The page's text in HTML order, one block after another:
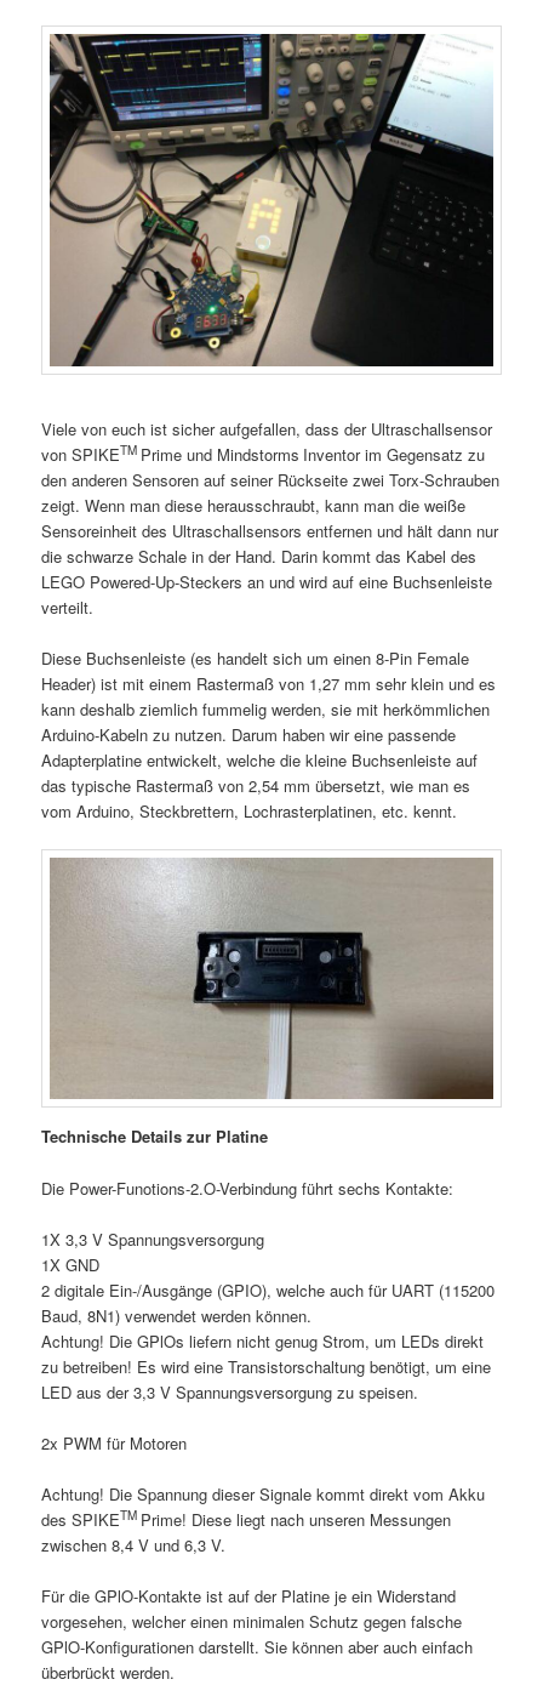
Viele von euch ist sicher aufgefallen, dass der Ultraschallsensor
von SPIKETM Prime und Mindstorms Inventor im Gegensatz zu
den anderen Sensoren auf seiner Rückseite zwei Torx-Schrauben
zeigt. Wenn man diese herausschraubt, kann man die weiße
Sensoreinheit des Ultraschallsensors entfernen und hält dann nur
die schwarze Schale in der Hand. Darin kommt das Kabel des
LEGO Powered-Up-Steckers an und wird auf eine Buchsenleiste
verteilt.
Diese Buchsenleiste (es handelt sich um einen 8-Pin Female
Header) ist mit einem Rastermaß von 1,27 mm sehr klein und es
kann deshalb ziemlich fummelig werden, sie mit herkömmlichen
Arduino-Kabeln zu nutzen. Darum haben wir eine passende
Adapterplatine entwickelt, welche die kleine Buchsenleiste auf
das typische Rastermaß von 2,54 mm übersetzt, wie man es
vom Arduino, Steckbrettern, Lochrasterplatinen, etc. kennt.
Technische Details zur Platine
Die Power-Funotions-2.O-Verbindung führt sechs Kontakte:
1X 3,3 V Spannungsversorgung
1X GND
2 digitale Ein-/Ausgänge (GPIO), welche auch für UART (115200
Baud, 8N1) verwendet werden können.
Achtung! Die GPlOs liefern nicht genug Strom, um LEDs direkt
zu betreiben! Es wird eine Transistorschaltung benötigt, um eine
LED aus der 3,3 V Spannungsversorgung zu speisen.
2x PWM für Motoren
Achtung! Die Spannung dieser Signale kommt direkt vom Akku
des SPIKETM Prime! Diese liegt nach unseren Messungen
zwischen 8,4 V und 6,3 V.
Für die GPlO-Kontakte ist auf der Platine je ein Widerstand
vorgesehen, welcher einen minimalen Schutz gegen falsche
GPlO-Konfigurationen darstellt. Sie können aber auch einfach
überbrückt werden.